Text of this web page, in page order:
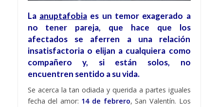
La anuptafobia es un temor exagerado a
no tener pareja, que hace que los
afectados se aferren a una relación
insatisfactoria o elijan a cualquiera como
compañero y, si están solos, no
encuentren sentido a su vida.
Se acerca la tan odiada y querida a partes iguales
fecha del amor: 14 de febrero, San Valentín. Los